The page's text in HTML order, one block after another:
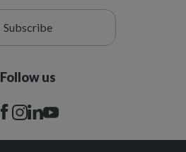
Subscribe
Follow us